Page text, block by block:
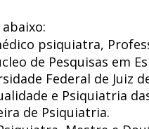
psiquiatra,
de Pesquisas em
Federal de Juiz
e Psiquiatria
de Psiquiatria.